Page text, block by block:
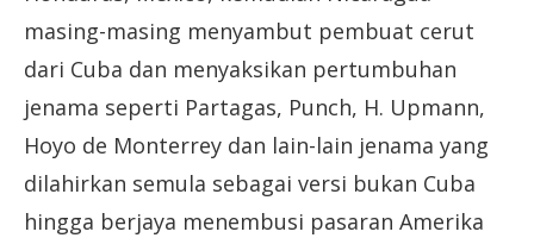
masing-masing menyambut pembuat cerut
dari Cuba dan menyaksikan pertumbuhan
jenama seperti Partagas, Punch, H. Upmann,
Hoyo de Monterrey dan lain-lain jenama yang
dilahirkan semula sebagai versi bukan Cuba
hingga berjaya menembusi pasaran Amerika